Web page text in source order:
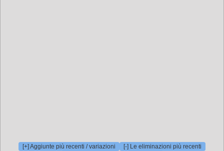
[+] Aggiunte più recenti / variazioni
[-] Le eliminazioni più recenti